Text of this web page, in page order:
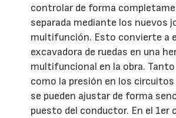
controlar de forma
separada mediante los nuevos
multifunción. Esto convierte a
excavadora de ruedas en una
multifuncional en la obra.
como la presión en los
se pueden ajustar de forma
puesto del conductor. En el 1er